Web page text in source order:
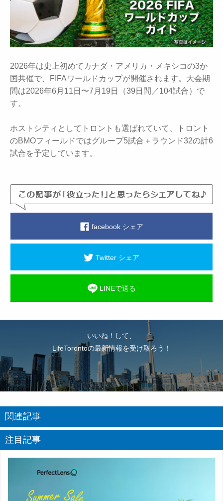
2026年は史上初めてカナダ・アメリカ・メキシコの3か
国共催で、FIFAワールドカップが開催されます。大会期
間は2026年6月11日〜7月19日（39日間／104試合）で
す。
ホストシティとしてトロントも選ばれていて、トロント
のBMOフィールドではグループ5試合＋ラウンド32の計6
試合を予定しています。
facebook シェア
Twitter シェア
LINEで送る
いいね！して、
LifeTorontoの最新情報を受け取ろう！
関連記事
注目記事